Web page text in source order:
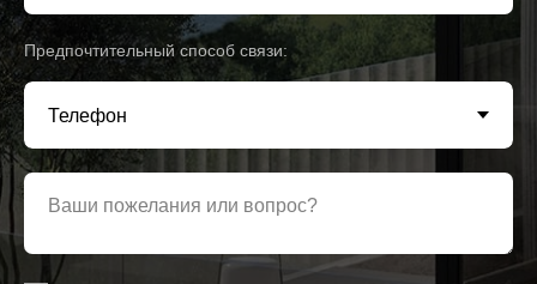
Предпочтительный способ связи:
Ваши пожелания или вопрос?